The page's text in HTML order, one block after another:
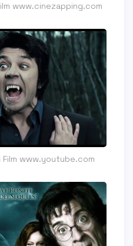
www.cinezapping.com
Film www.youtube.com